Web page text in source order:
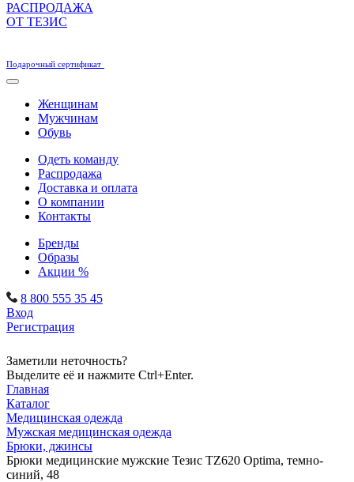
РАСПРОДАЖА
ОТ ТЕЗИС
Подарочный сертификат
Женщинам
Мужчинам
Обувь
Одеть команду
Распродажа
Доставка и оплата
О компании
Контакты
Бренды
Образы
Акции %
8 800 555 35 45
Вход
Регистрация
Заметили неточность?
Выделите её и нажмите Ctrl+Enter.
Главная
Каталог
Медицинская одежда
Мужская медицинская одежда
Брюки, джинсы
Брюки медицинские мужские Тезис TZ620 Оptima, темно-
синий, 48